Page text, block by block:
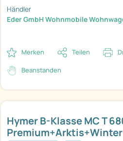
Hymer B-Klasse MC T
Händler
Eder GmbH Wohnmobile
Merken Teilen
Beanstanden